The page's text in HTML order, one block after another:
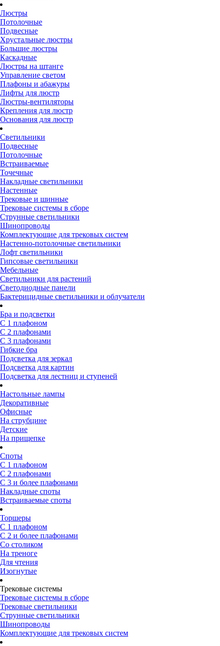
Люстры
Потолочные
Подвесные
Хрустальные люстры
Большие люстры
Каскадные
Люстры на штанге
Управление светом
Плафоны и абажуры
Лифты для люстр
Люстры-вентиляторы
Крепления для люстр
Основания для люстр
Светильники
Подвесные
Потолочные
Встраиваемые
Точечные
Накладные светильники
Настенные
Трековые и шинные
Трековые системы в сборе
Струнные светильники
Шинопроводы
Комплектующие для трековых систем
Настенно-потолочные светильники
Лофт светильники
Гипсовые светильники
Мебельные
Светильники для растений
Светодиодные панели
Бактерицидные светильники и облучатели
Бра и подсветки
С 1 плафоном
С 2 плафонами
С 3 плафонами
Гибкие бра
Подсветка для зеркал
Подсветка для картин
Подсветка для лестниц и ступеней
Настольные лампы
Декоративные
Офисные
На струбцине
Детские
На прищепке
Споты
С 1 плафоном
С 2 плафонами
С 3 и более плафонами
Накладные споты
Встраиваемые споты
Торшеры
С 1 плафоном
С 2 и более плафонами
Со столиком
На треноге
Для чтения
Изогнутые
Трековые системы
Трековые системы в сборе
Трековые светильники
Струнные светильники
Шинопроводы
Комплектующие для трековых систем